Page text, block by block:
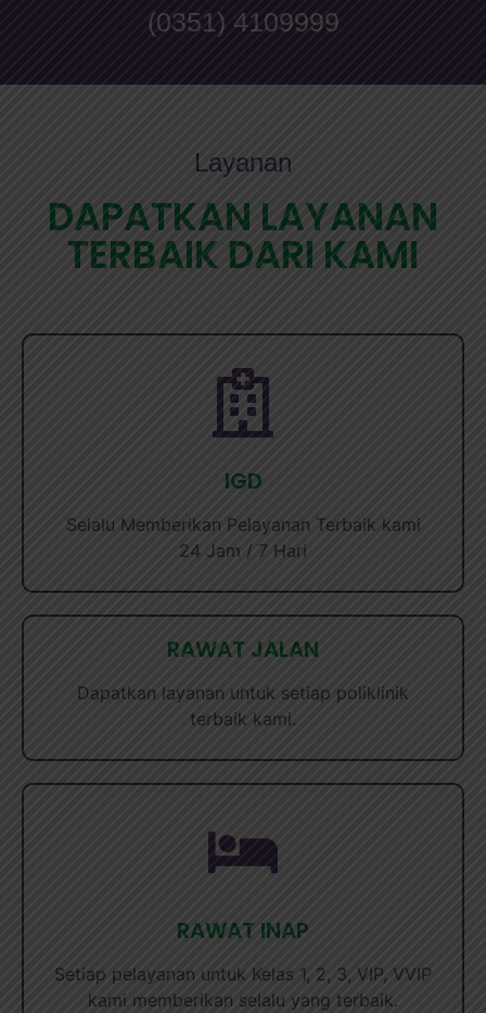
(0351) 4109999
Layanan
DAPATKAN LAYANAN
TERBAIK DARI KAMI
IGD
Selalu Memberikan Pelayanan Terbaik kami
24 Jam / 7 Hari
RAWAT JALAN
Dapatkan layanan untuk setiap poliklinik
terbaik kami.
RAWAT INAP
Setiap pelayanan untuk Kelas 1, 2, 3, VIP, VVIP
kami memberikan selalu yang terbaik.